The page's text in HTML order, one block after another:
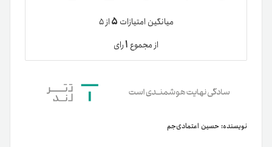
میانگین امتیازات ۵از ۵
از مجموع۱رای
نویسنده: حسین اعتمادی‌جم